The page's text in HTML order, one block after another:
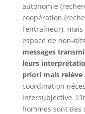
autonomie
coopération
l’entraîneur),
espace de non-
messages
leurs
priori mais relève
coordination
intersubjective.
hommes sont des